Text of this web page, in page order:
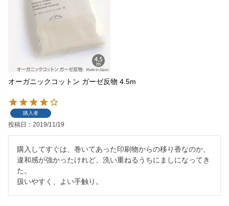
オーガニックコットン ガーゼ反物 4.5m
購入者
投稿日 2019/11/19
購入してすぐは、巻いてあった印刷物からの移り香なのか、
違和感が強かったけれど、洗い重ねるうちにましになってき
た。
扱いやすく、よい手触り。